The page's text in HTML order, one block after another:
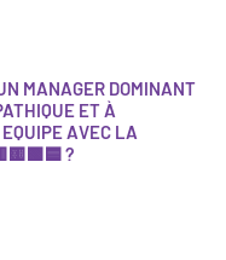
MANAGER DOMINANT
ET À
EQUIPE AVEC LA
?